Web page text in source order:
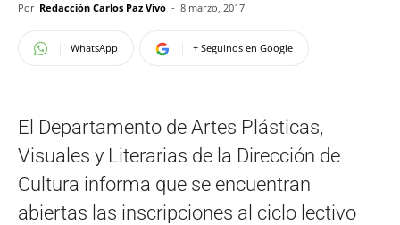
Por Redacción Carlos Paz Vivo - 8 marzo, 2017
WhatsApp + Seguinos en Google
El Departamento de Artes Plásticas,
Visuales y Literarias de la Dirección de
Cultura informa que se encuentran
abiertas las inscripciones al ciclo lectivo